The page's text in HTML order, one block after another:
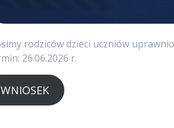
rodziców dzieci uczniów
26.06.2026 r.
WNIOSEK